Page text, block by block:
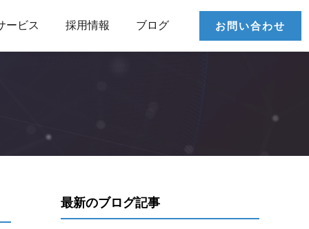
ービス 採用情報 ブログ お問い合わせ
最新のブログ記事